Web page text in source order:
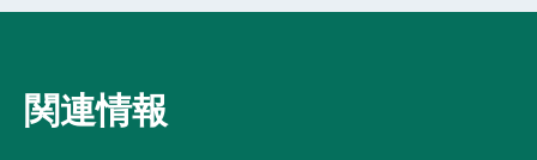
関連情報